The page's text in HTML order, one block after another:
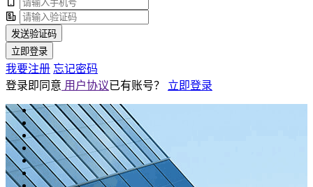
发送验证码
立即登录
我要注册 忘记密码
登录即同意 用户协议已有账号？ 立即登录